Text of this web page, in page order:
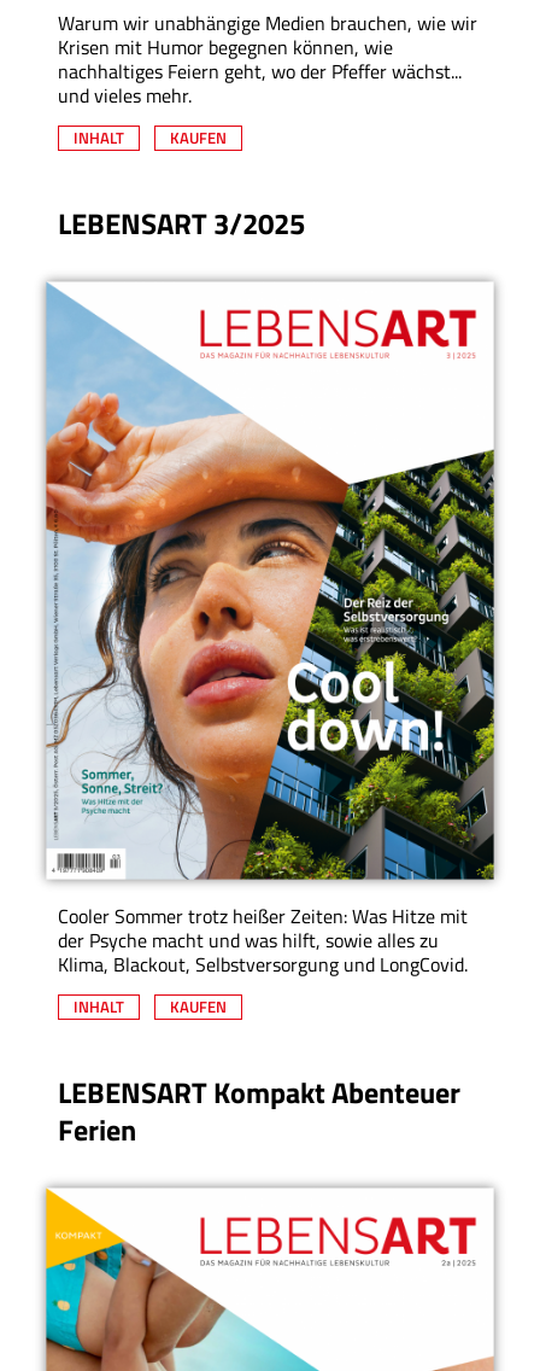
Warum wir unabhängige Medien brauchen, wie wir
Krisen mit Humor begegnen können, wie
nachhaltiges Feiern geht, wo der Pfeffer wächst...
und vieles mehr.
INHALT KAUFEN
LEBENSART 3/2025
Cooler Sommer trotz heißer Zeiten: Was Hitze mit
der Psyche macht und was hilft, sowie alles zu
Klima, Blackout, Selbstversorgung und LongCovid.
INHALT KAUFEN
LEBENSART Kompakt Abenteuer
Ferien